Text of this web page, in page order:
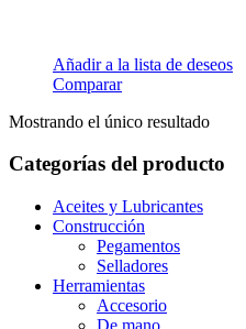
Añadir a la lista de deseos
Comparar
Mostrando el único resultado
Categorías del producto
Aceites y Lubricantes
Construcción
Pegamentos
Selladores
Herramientas
Accesorio
De mano